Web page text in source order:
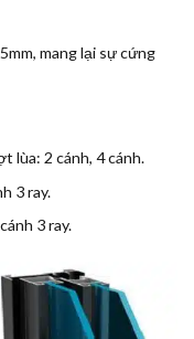
mang lại sự cứng
lùa: 2 cánh, 4 cánh.
3 ray.
3 ray.